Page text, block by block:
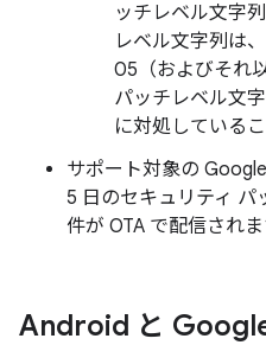
ッチレベル文字
レベル文字列は
05（およびそれ
パッチレベル文
に対処している
サポート対象の
5 日のセキュリティ パ
件が OTA で配信されま
Android と